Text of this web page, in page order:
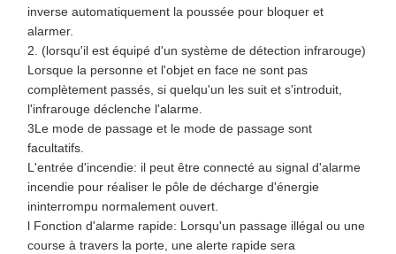
inverse automatiquement la poussée pour bloquer et
alarmer.
2. (lorsqu'il est équipé d'un système de détection infrarouge)
Lorsque la personne et l'objet en face ne sont pas
complètement passés, si quelqu'un les suit et s'introduit,
l'infrarouge déclenche l'alarme.
3Le mode de passage et le mode de passage sont
facultatifs.
L'entrée d'incendie: il peut être connecté au signal d'alarme
incendie pour réaliser le pôle de décharge d'énergie
ininterrompu normalement ouvert.
l Fonction d'alarme rapide: Lorsqu'un passage illégal ou une
course à travers la porte, une alerte rapide sera